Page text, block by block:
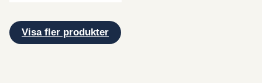
Visa fler produkter